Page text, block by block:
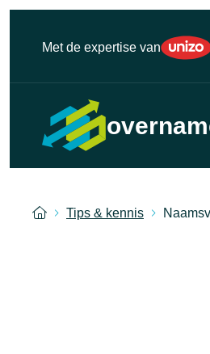
Met de expertise vanUnizo
Home Tips & kennis